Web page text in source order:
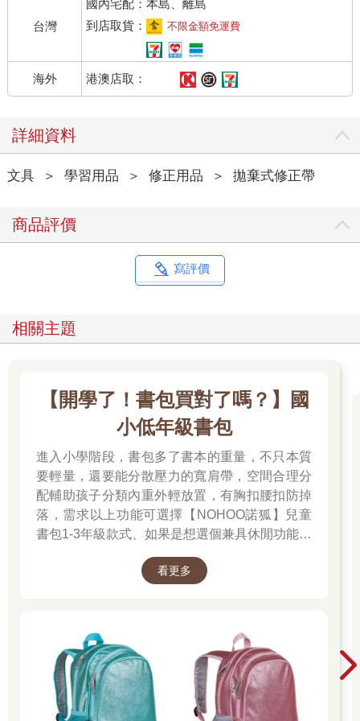
台灣
國內宅配：本島、離島
到店取貨：
不限金額免運費
海外 港澳店取：
詳細資料
文具 ＞ 學習用品 ＞ 修正用品 ＞ 拋棄式修正帶
商品評價
寫評價
相關主題
【開學了！書包買對了嗎？】國
小低年級書包
進入小學階段，書包多了書本的重量，不只本質
要輕量，還要能分散壓力的寬肩帶，空間合理分
配輔助孩子分類內重外輕放置，有胸扣腰扣防掉
落，需求以上功能可選擇【NOHOO諾狐】兒童
書包1-3年級款式、如果是想選個兼具休閒功能好
不錯的大容量。 🎉金石堂開學季！爸媽好輕鬆帶
看更多